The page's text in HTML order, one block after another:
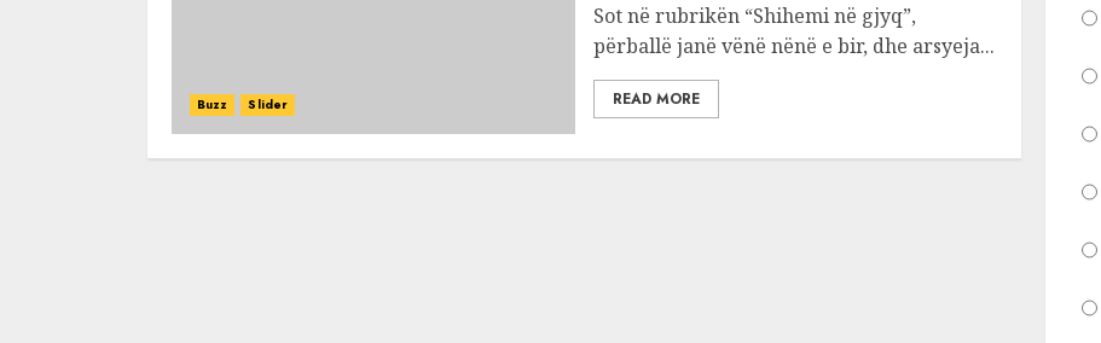
Buzz Slider
Sot në rubrikën “Shihemi në gjyq”,
përballë janë vënë nënë e bir, dhe arsyeja...
READ MORE